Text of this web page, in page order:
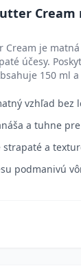
Cream je
účesy.
150 ml
vzhľad bez
a tuhne
a
podmanivú